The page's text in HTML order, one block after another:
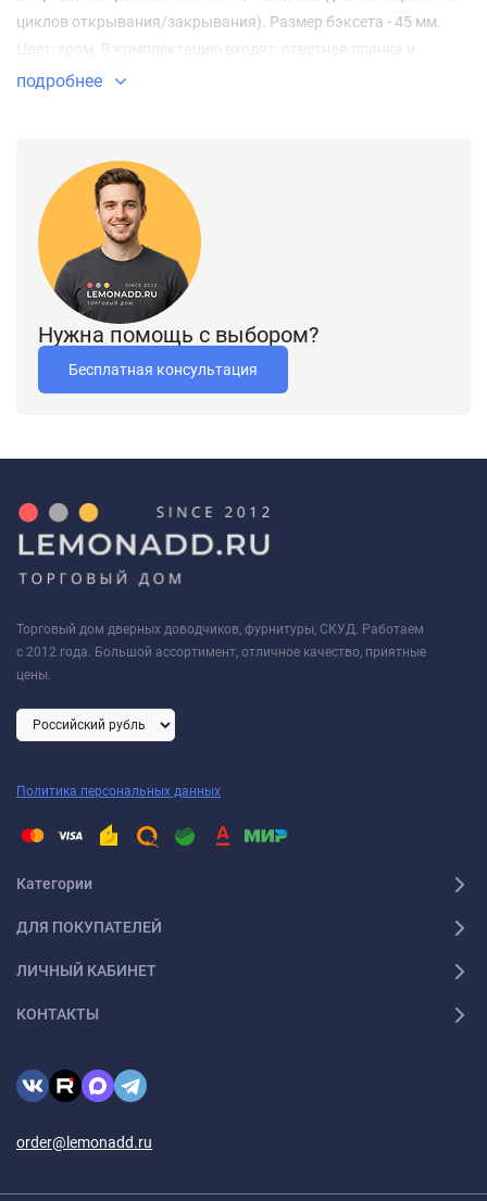
циклов открывания/закрывания). Размер бэксета - 45 мм.
Цвет: хром. В комплектацию входят: ответная планка и
крепежная фурнитура в цвет изделия.
подробнее
Нужна помощь с выбором?
Бесплатная консультация
Торговый дом дверных доводчиков, фурнитуры, СКУД. Работаем
с 2012 года. Большой ассортимент, отличное качество, приятные
цены.
Политика персональных данных
Категории
ДЛЯ ПОКУПАТЕЛЕЙ
ЛИЧНЫЙ КАБИНЕТ
КОНТАКТЫ
order@lemonadd.ru